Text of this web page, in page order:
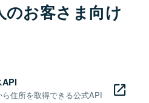
のお客さま向け
API
住所を取得できる公式API